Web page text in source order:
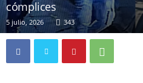
cómplices
5 julio, 2026 343